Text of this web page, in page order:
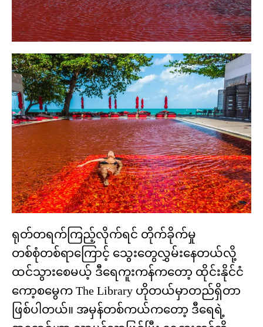
ရုတ်တရက်ကြည့်လိုက်ရင် တိုက်ခိုက်မှု
တစ်စုံတစ်ရာကြောင့် သွေးတွေလွှမ်းနေတယ်လို့
ထင်သွားစေမယ့် ဒီရေကူးကန်ကတော့ ထိုင်းနိုင်ငံ
ကော့စမွေက The Library ဟိုတယ်မှာတည်ရှိတာ
ဖြစ်ပါတယ်။ အမှန်တစ်ကယ်ကတော့ ဒီရေရဲ့